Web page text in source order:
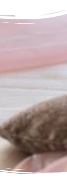
nei tuoi
davvero!!!!
Giusy Rizzo
da Facebook